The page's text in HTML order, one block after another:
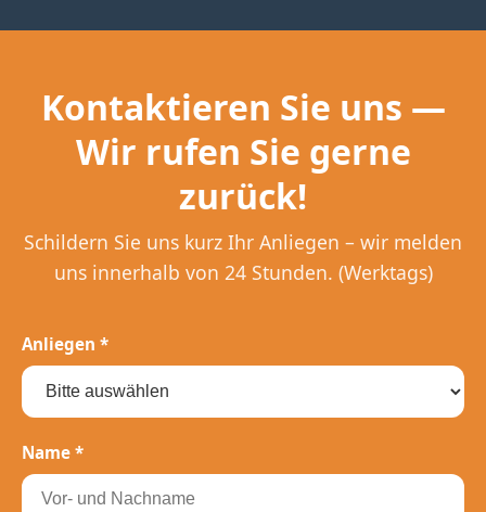
Kontaktieren Sie uns —
Wir rufen Sie gerne
zurück!
Schildern Sie uns kurz Ihr Anliegen – wir melden
uns innerhalb von 24 Stunden. (Werktags)
Anliegen *
Name *